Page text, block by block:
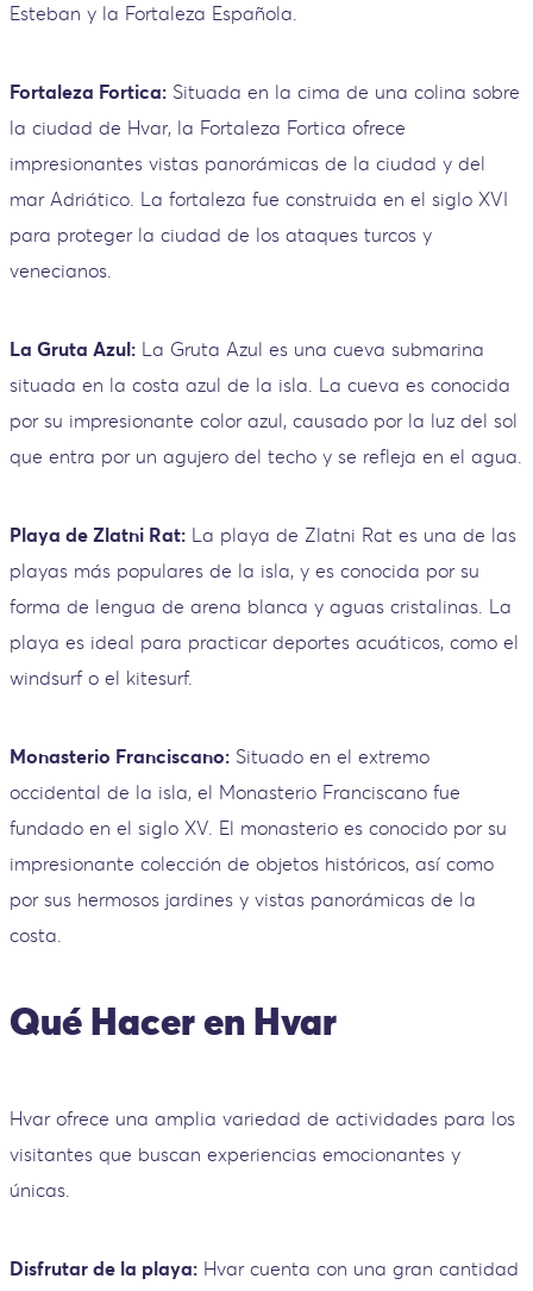
Esteban y la Fortaleza Española.
Fortaleza Fortica: Situada en la cima de una colina sobre
la ciudad de Hvar, la Fortaleza Fortica ofrece
impresionantes vistas panorámicas de la ciudad y del
mar Adriático. La fortaleza fue construida en el siglo XVI
para proteger la ciudad de los ataques turcos y
venecianos.
La Gruta Azul: La Gruta Azul es una cueva submarina
situada en la costa azul de la isla. La cueva es conocida
por su impresionante color azul, causado por la luz del sol
que entra por un agujero del techo y se refleja en el agua.
Playa de Zlatni Rat: La playa de Zlatni Rat es una de las
playas más populares de la isla, y es conocida por su
forma de lengua de arena blanca y aguas cristalinas. La
playa es ideal para practicar deportes acuáticos, como el
windsurf o el kitesurf.
Monasterio Franciscano: Situado en el extremo
occidental de la isla, el Monasterio Franciscano fue
fundado en el siglo XV. El monasterio es conocido por su
impresionante colección de objetos históricos, así como
por sus hermosos jardines y vistas panorámicas de la
costa.
Qué Hacer en Hvar
Hvar ofrece una amplia variedad de actividades para los
visitantes que buscan experiencias emocionantes y
únicas.
Disfrutar de la playa: Hvar cuenta con una gran cantidad